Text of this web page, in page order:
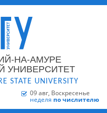
НА-АМУРЕ
УНИВЕРСИТЕТ
STATE UNIVERSITY
09 авг, Воскресенье
неделя по числителю